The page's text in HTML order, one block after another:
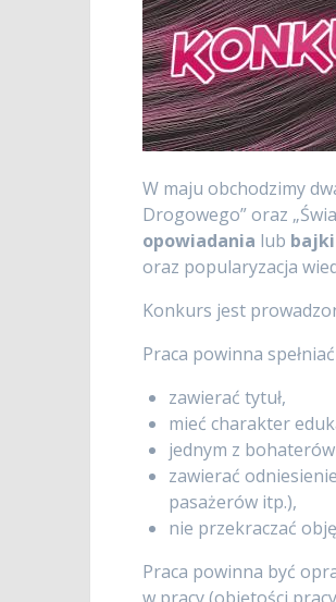
W maju obchodzimy
Drogowego” oraz
opowiadania lub bajki
oraz popularyzacja
Konkurs jest
Praca powinna
zawierać tytuł,
mieć charakter
jednym z
zawierać
pasażerów itp.),
nie przekraczać
Praca powinna być